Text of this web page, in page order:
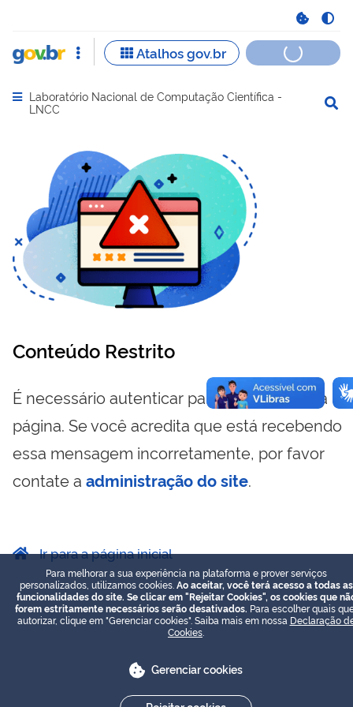
Abrir menu principal de navegação
Laboratório Nacional de Computação Científica -
LNCC
Conteúdo Restrito
É necessário autenticar para visualizar essa
página. Se você acredita que está recebendo
essa mensagem incorretamente, por favor
contate a administração do site.
Ir para a página inicial
Para melhorar a sua experiência na plataforma e prover serviços
personalizados, utilizamos cookies. Ao aceitar, você terá acesso a todas as
funcionalidades do site. Se clicar em "Rejeitar Cookies", os cookies que
forem estritamente necessários serão desativados. Para escolher quais
autorizar, clique em "Gerenciar cookies". Saiba mais em nossa Declaração
Cookies
Gerenciar cookies